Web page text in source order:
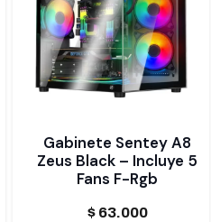
Gabinete Sentey A8
Zeus Black – Incluye 5
Fans F-Rgb
$63.000